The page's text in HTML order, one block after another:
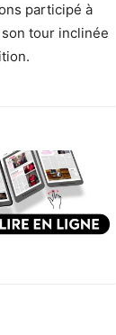
participé à
son tour inclinée